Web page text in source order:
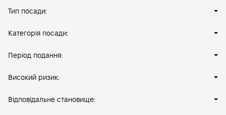
Тип посади:
Категорія посади:
Період подання:
Високий ризик:
Відповідальне становище: